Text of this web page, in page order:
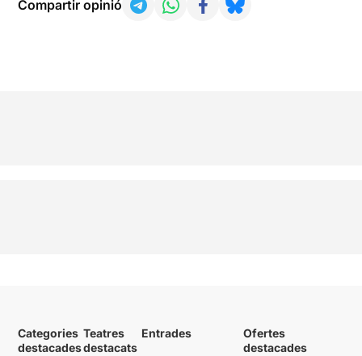
Compartir opinió
Categories
destacades
Teatres
destacats
Entrades
Ofertes
destacades